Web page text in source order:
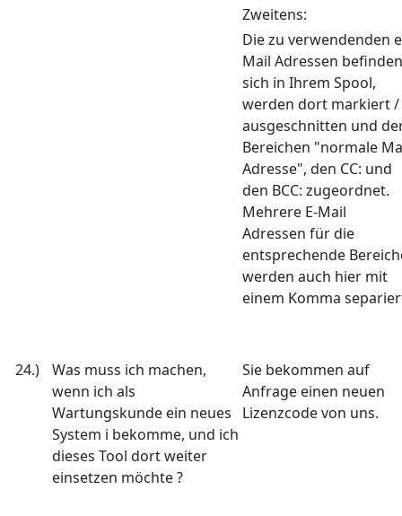
Zweitens:
Die zu verwendenden
Mail Adressen befinden
sich in Ihrem Spool,
werden dort markiert /
ausgeschnitten und
Bereichen "normale
Adresse", den CC: und
den BCC: zugeordnet.
Mehrere E-Mail
Adressen für die
entsprechende
werden auch hier mit
einem Komma
24.)
Was muss ich machen,
wenn ich als
Wartungskunde ein neues
System i bekomme, und ich
dieses Tool dort weiter
einsetzen möchte ?
Sie bekommen auf
Anfrage einen neuen
Lizenzcode von uns.